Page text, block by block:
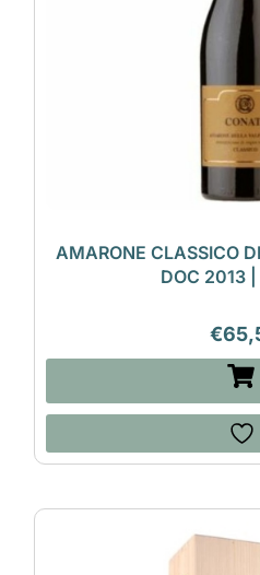
AMARONE CLASSICO
DOC 2013
€